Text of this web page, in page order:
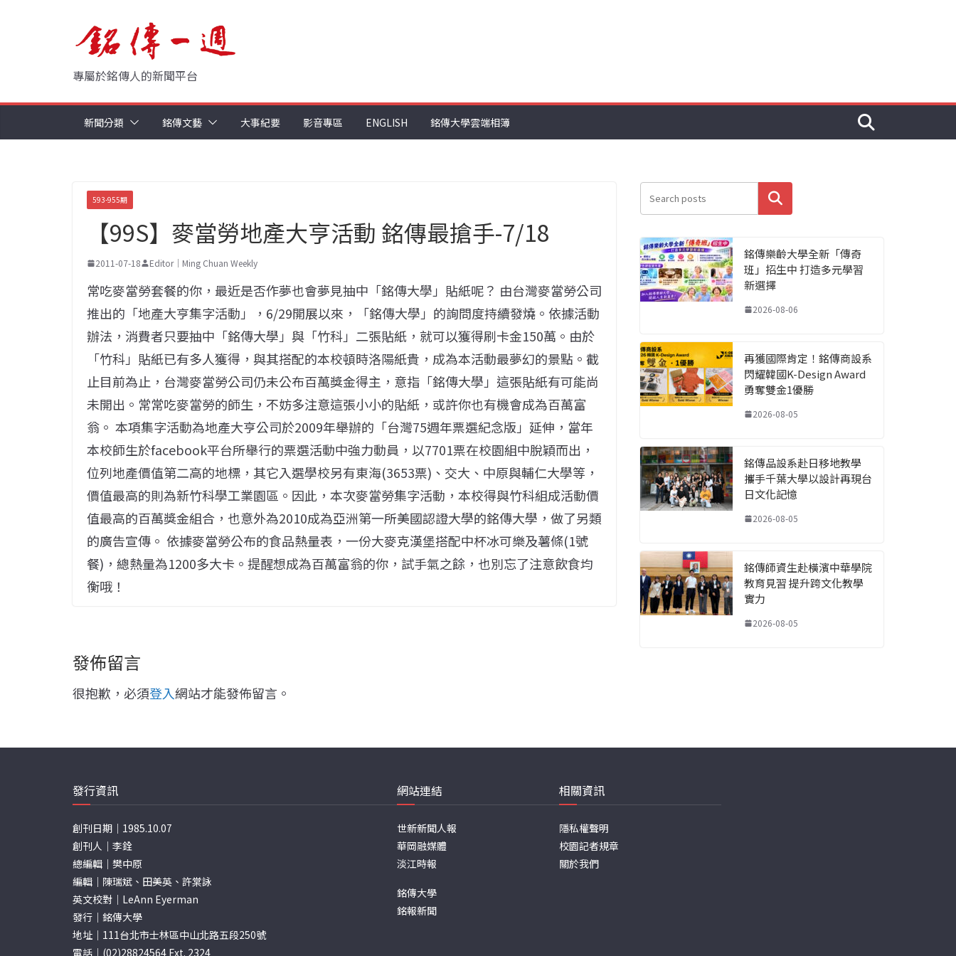
專屬於銘傳人的新聞平台
新聞分類 銘傳文藝 大事紀要 影音專區 ENGLISH 銘傳大學雲端相簿
593-955期
【99S】麥當勞地產大亨活動 銘傳最搶手-7/18
2011-07-18 Editor｜Ming Chuan Weekly
常吃麥當勞套餐的你，最近是否作夢也會夢見抽中「銘傳大學」貼紙呢？ 由台灣麥當勞公司
推出的「地產大亨集字活動」，6/29開展以來，「銘傳大學」的詢問度持續發燒。依據活動
辦法，消費者只要抽中「銘傳大學」與「竹科」二張貼紙，就可以獲得刷卡金150萬。由於
「竹科」貼紙已有多人獲得，與其搭配的本校頓時洛陽紙貴，成為本活動最夢幻的景點。截
止目前為止，台灣麥當勞公司仍未公布百萬獎金得主，意指「銘傳大學」這張貼紙有可能尚
未開出。常常吃麥當勞的師生，不妨多注意這張小小的貼紙，或許你也有機會成為百萬富
翁。 本項集字活動為地產大亨公司於2009年舉辦的「台灣75週年票選紀念版」延伸，當年
本校師生於facebook平台所舉行的票選活動中強力動員，以7701票在校園組中脫穎而出，
位列地產價值第二高的地標，其它入選學校另有東海(3653票)、交大、中原與輔仁大學等，
價值最高的則為新竹科學工業園區。因此，本次麥當勞集字活動，本校得與竹科組成活動價
值最高的百萬獎金組合，也意外為2010成為亞洲第一所美國認證大學的銘傳大學，做了另類
的廣告宣傳。 依據麥當勞公布的食品熱量表，一份大麥克漢堡搭配中杯冰可樂及薯條(1號
餐)，總熱量為1200多大卡。提醒想成為百萬富翁的你，試手氣之餘，也別忘了注意飲食均
衡哦！
發佈留言
很抱歉，必須登入網站才能發佈留言。
搜尋
銘傳樂齡大學全新「傳奇
班」招生中 打造多元學習
新選擇
2026-08-06
再獲國際肯定！銘傳商設系
閃耀韓國K-Design Award
勇奪雙金1優勝
2026-08-05
銘傳品設系赴日移地教學
攜手千葉大學以設計再現台
日文化記憶
2026-08-05
銘傳師資生赴橫濱中華學院
教育見習 提升跨文化教學
實力
2026-08-05
發行資訊
創刊日期｜1985.10.07
創刊人｜李銓
總編輯｜樊中原
編輯｜陳瑞斌、田美英、許棠詠
英文校對｜LeAnn Eyerman
發行｜銘傳大學
地址｜111台北市士林區中山北路五段250號
電話｜(02)28824564 Ext. 2324
網站連結
世新新聞人報
華岡融媒體
淡江時報
銘傳大學
銘報新聞
相關資訊
隱私權聲明
校園記者規章
關於我們